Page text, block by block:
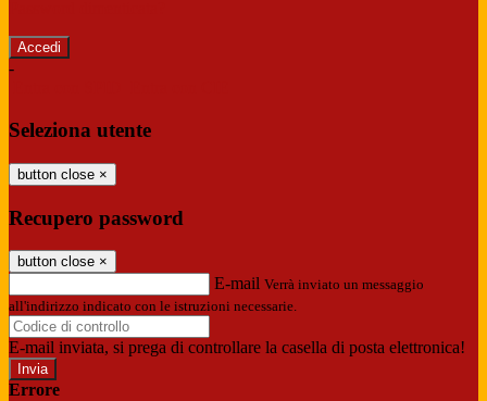
-
Seleziona utente
button close ×
Recupero password
button close ×
E-mail Verrà inviato un messaggio
all'indirizzo indicato con le istruzioni necessarie.
E-mail inviata, si prega di controllare la casella di posta elettronica!
Errore